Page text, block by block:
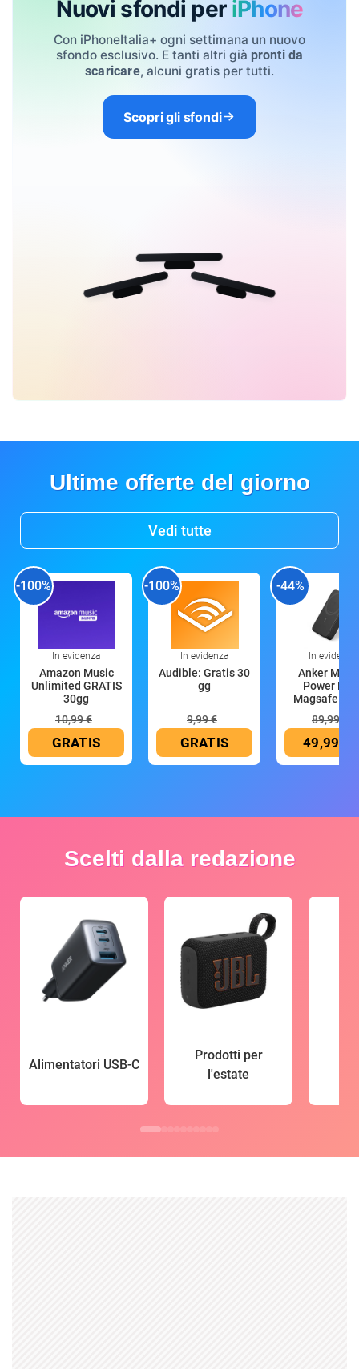
Nuovi sfondi per iPhone
Con iPhoneItalia+ ogni settimana un nuovo
sfondo esclusivo. E tanti altri già pronti da
scaricare, alcuni gratis per tutti.
Scopri gli sfondi
Ultime offerte del giorno
Vedi tutte
-100%
In evidenza
Amazon Music
Unlimited GRATIS
30gg
10,99 €
GRATIS
-100%
In evidenza
Audible: Gratis 30
gg
9,99 €
GRATIS
-44%
In evidenza
Anker
Power
Magsafe
89,99 €
49,99 €
Scelti dalla redazione
Alimentatori USB-C
Prodotti per
l'estate